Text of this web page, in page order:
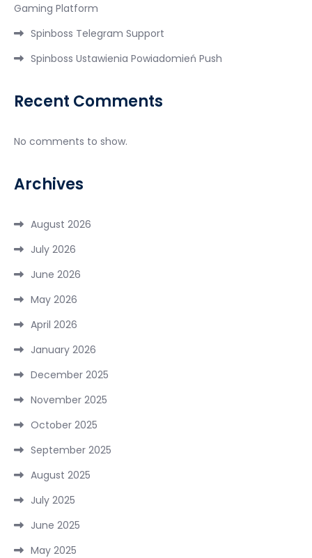
Gaming Platform
Spinboss Telegram Support
Spinboss Ustawienia Powiadomień Push
Recent Comments
No comments to show.
Archives
August 2026
July 2026
June 2026
May 2026
April 2026
January 2026
December 2025
November 2025
October 2025
September 2025
August 2025
July 2025
June 2025
May 2025